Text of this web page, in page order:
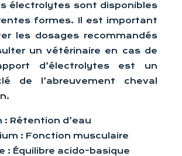
électrolytes sont disponibles
formes. Il est important
les dosages recommandés
un vétérinaire en cas de
d’électrolytes est un
de l’abreuvement cheval
: Rétention d’eau
: Fonction musculaire
: Équilibre acido-basique